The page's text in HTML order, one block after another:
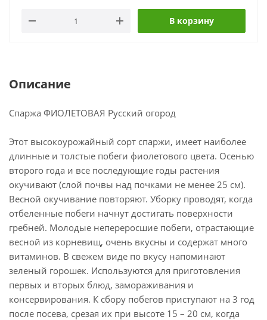
В корзину
Описание
Спаржа ФИОЛЕТОВАЯ Русский огород
Этот высокоурожайный сорт спаржи, имеет наиболее
длинные и толстые побеги фиолетового цвета. Осенью
второго года и все последующие годы растения
окучивают (слой почвы над почками не менее 25 см).
Весной окучивание повторяют. Уборку проводят, когда
отбеленные побеги начнут достигать поверхности
гребней. Молодые непереросшие побеги, отрастающие
весной из корневищ, очень вкусны и содержат много
витаминов. В свежем виде по вкусу напоминают
зеленый горошек. Используются для приготовления
первых и вторых блюд, замораживания и
консервирования. К сбору побегов приступают на 3 год
после посева, срезая их при высоте 15 – 20 см, когда